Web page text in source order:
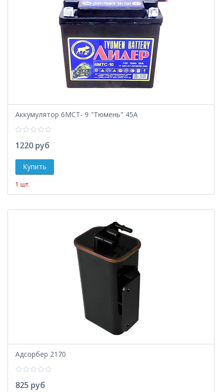
Аккумулятор 6МСТ- 9 "Тюмень" 45А
1220 руб
1 шт.
Адсорбер 2170
825 руб